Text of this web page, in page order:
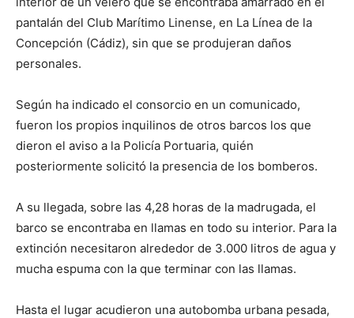
pantalán del Club Marítimo Linense, en La Línea de la
Concepción (Cádiz), sin que se produjeran daños
personales.
Según ha indicado el consorcio en un comunicado,
fueron los propios inquilinos de otros barcos los que
dieron el aviso a la Policía Portuaria, quién
posteriormente solicitó la presencia de los bomberos.
A su llegada, sobre las 4,28 horas de la madrugada, el
barco se encontraba en llamas en todo su interior. Para la
extinción necesitaron alrededor de 3.000 litros de agua y
mucha espuma con la que terminar con las llamas.
Hasta el lugar acudieron una autobomba urbana pesada,